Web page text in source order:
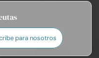
para nosotros